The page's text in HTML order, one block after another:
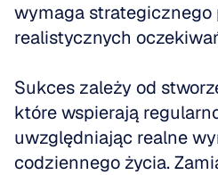
wymaga strategicznego
realistycznych
Sukces zależy od
które wspierają
uwzględniając realne
codziennego życia.